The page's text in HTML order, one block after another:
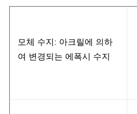
모체 수지: 아크릴에 의하
여 변경되는 에폭시 수지